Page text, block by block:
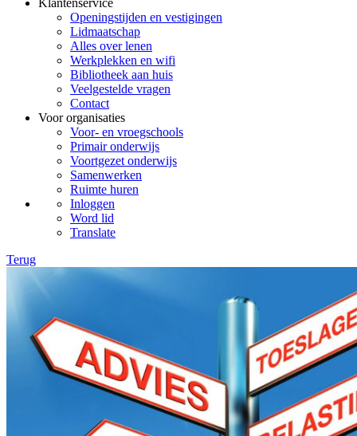
Klantenservice
Openingstijden en vestigingen
Lidmaatschap
Alles over lenen
Werkplekken en wifi
Bibliotheek aan huis
Veelgestelde vragen
Contact
Voor organisaties
Voor- en vroegschools
Primair onderwijs
Voortgezet onderwijs
Samenwerken
Ruimte huren
Inloggen
Word lid
Translate
Terug